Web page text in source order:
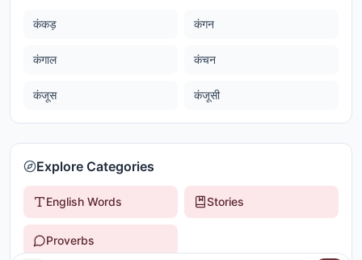
कंकड़ कंगन
कंगाल कंचन
कंजूस कंजूसी
Explore Categories
English Words Stories
Proverbs